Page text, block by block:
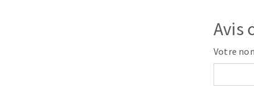
Avis
Votre